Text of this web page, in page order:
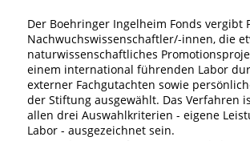
Der Boehringer Ingelheim Fonds
Nachwuchswissenschaftler/-innen, die
naturwissenschaftliches
einem international führenden Labor
externer Fachgutachten sowie
der Stiftung ausgewählt. Das Verfahren
allen drei Auswahlkriterien - eigene
Labor - ausgezeichnet sein.